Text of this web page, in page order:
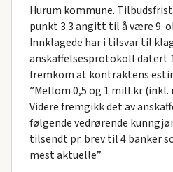
Hurum kommune.
punkt 3.3 angitt til å være 9.
Innklagede har i tilsvar til
anskaffelsesprotokoll datert
fremkom at kontraktens
”Mellom 0,5 og 1 mill.kr (inkl.
Videre fremgikk det av
følgende vedrørende
tilsendt pr. brev til 4 banker
mest aktuelle”